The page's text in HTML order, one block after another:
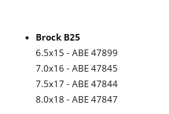
Brock B25
6.5x15 - ABE 47899
7.0x16 - ABE 47845
7.5x17 - ABE 47844
8.0x18 - ABE 47847